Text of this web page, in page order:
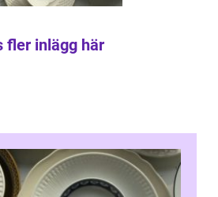
fler inlägg här